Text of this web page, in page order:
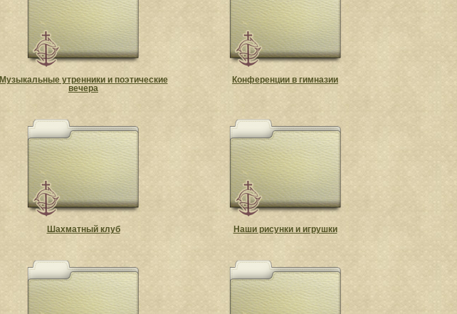
Музыкальные утренники и поэтические
вечера
Конференции в гимназии
Шахматный клуб Наши рисунки и игрушки